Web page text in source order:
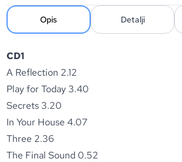
Opis Detalji
CD1
A Reflection 2.12
Play for Today 3.40
Secrets 3.20
In Your House 4.07
Three 2.36
The Final Sound 0.52